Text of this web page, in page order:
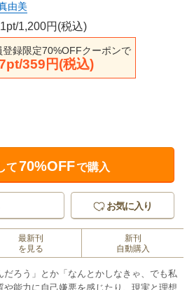
由美
1,200円(税込)
登録限定70%OFFクーポンで
359円(税込)
て70%OFFで購入
お気に入り
最新刊
を見る
新刊
自動購入
だろう」とか「なんとかしなきゃ、でも私
能力に自己嫌悪を感じたり、現実と理想